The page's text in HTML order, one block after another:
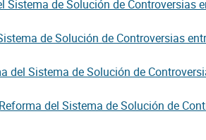
de Solución de
de Solución de Controversias
del Sistema de Solución de
del Sistema de Solución de